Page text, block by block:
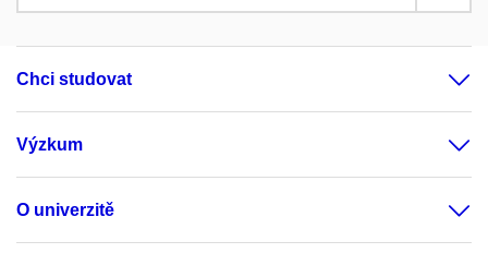
Chci studovat
Výzkum
O univerzitě